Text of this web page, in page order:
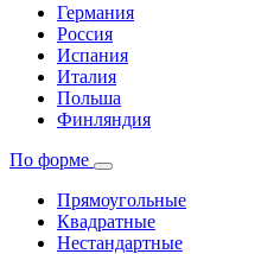
Германия
Россия
Испания
Италия
Польша
Финляндия
По форме
Прямоугольные
Квадратные
Нестандартные